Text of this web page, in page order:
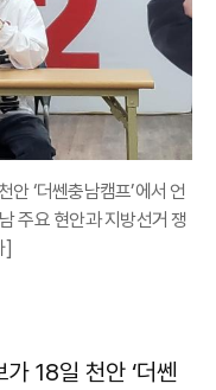
‘더쎈충남캠프’에서 언
주요 현안과 지방선거 쟁
]
18일 천안 ‘더쎈